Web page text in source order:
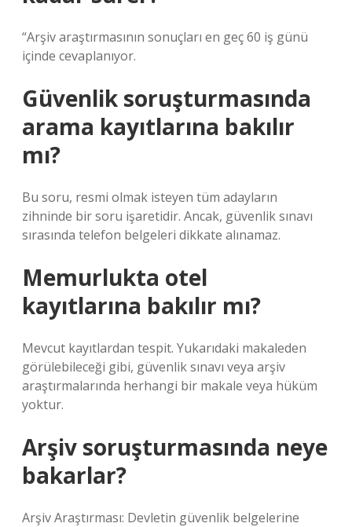
“Arşiv araştırmasının sonuçları en geç 60 iş günü
içinde cevaplanıyor.
Güvenlik soruşturmasında
arama kayıtlarına bakılır
mı?
Bu soru, resmi olmak isteyen tüm adayların
zihninde bir soru işaretidir. Ancak, güvenlik sınavı
sırasında telefon belgeleri dikkate alınamaz.
Memurlukta otel
kayıtlarına bakılır mı?
Mevcut kayıtlardan tespit. Yukarıdaki makaleden
görülebileceği gibi, güvenlik sınavı veya arşiv
araştırmalarında herhangi bir makale veya hüküm
yoktur.
Arşiv soruşturmasında neye
bakarlar?
Arşiv Araştırması: Devletin güvenlik belgelerine